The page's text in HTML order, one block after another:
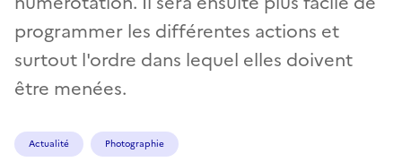
programmer les différentes actions et
surtout l'ordre dans lequel elles doivent
être menées.
Actualité Photographie